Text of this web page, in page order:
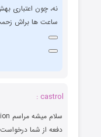
نه، چون اعتباری بهش
ساعت ها براش زحمت
castrol :
دفعه از شما درخواست